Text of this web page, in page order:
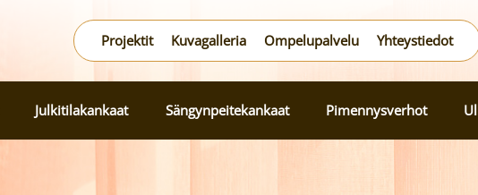
Projektit Kuvagalleria Ompelupalvelu Yhteystiedot
Julkitilakankaat Sängynpeitekankaat Pimennysverhot